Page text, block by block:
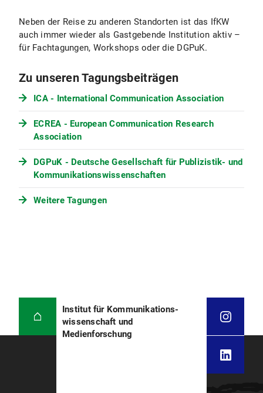
Neben der Reise zu anderen Standorten ist das IfKW
auch immer wieder als Gastgebende Institution aktiv –
für Fachtagungen, Workshops oder die DGPuK.
Zu unseren Tagungsbeiträgen
ICA - International Communication Association
ECREA - European Communication Research
Association
DGPuK - Deutsche Gesellschaft für Publizistik- und
Kommunikationswissenschaften
Weitere Tagungen
Institut für Kommunikations­
wissenschaft und
Medienforschung